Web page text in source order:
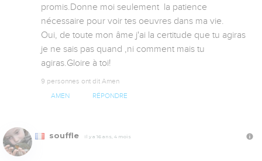
promis.Donne moi seulement  la patience
nécessaire pour voir tes oeuvres dans ma vie.
Oui, de toute mon âme j'ai la certitude que tu agiras
je ne sais pas quand ,ni comment mais tu
agiras.Gloire à toi!
9 personnes ont dit Amen
AMEN RÉPONDRE
souffle Il y a 16 ans, 4 mois